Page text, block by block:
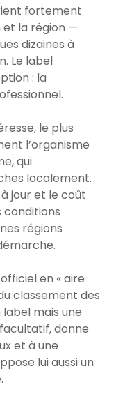
fortement
et la région —
dizaines à
Le label
: la
le plus
l’organisme
qui
localement.
jour et le coût
conditions
régions
officiel en « aire
classement des
mais une
donne
et à une
lui aussi un